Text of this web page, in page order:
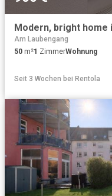
Am Laubengang
50 m²1 ZimmerWohnung
Seit 3 Wochen bei Rentola